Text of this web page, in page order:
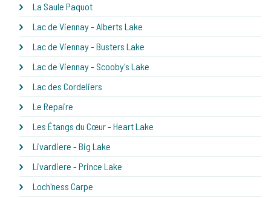
La Saule Paquot
Lac de Viennay - Alberts Lake
Lac de Viennay - Busters Lake
Lac de Viennay - Scooby's Lake
Lac des Cordeliers
Le Repaire
Les Étangs du Cœur - Heart Lake
Livardiere - Big Lake
Livardiere - Prince Lake
Loch'ness Carpe